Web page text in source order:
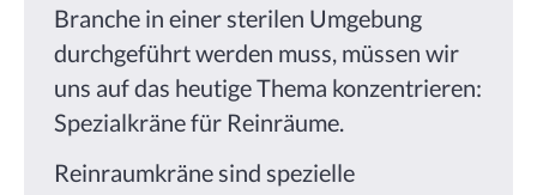
Branche in einer sterilen Umgebung
durchgeführt werden muss, müssen wir
uns auf das heutige Thema konzentrieren:
Spezialkräne für Reinräume.
Reinraumkräne sind spezielle